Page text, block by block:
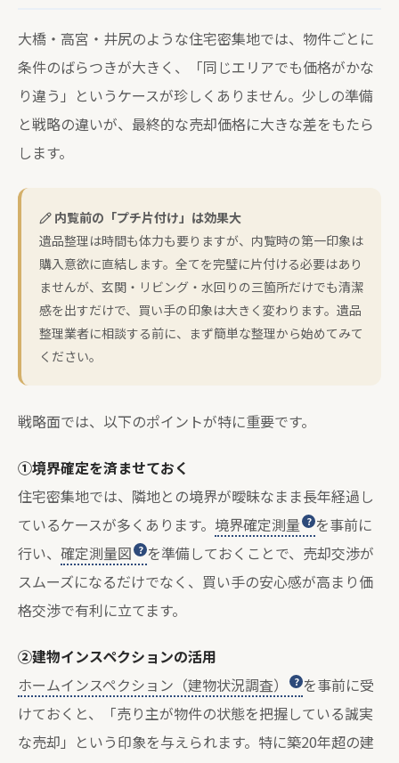
大橋・高宮・井尻のような住宅密集地では、物件ごとに
条件のばらつきが大きく、「同じエリアでも価格がかな
り違う」というケースが珍しくありません。少しの準備
と戦略の違いが、最終的な売却価格に大きな差をもたら
します。
内覧前の「プチ片付け」は効果大
遺品整理は時間も体力も要りますが、内覧時の第一印象は
購入意欲に直結します。全てを完璧に片付ける必要はあり
ませんが、玄関・リビング・水回りの三箇所だけでも清潔
感を出すだけで、買い手の印象は大きく変わります。遺品
整理業者に相談する前に、まず簡単な整理から始めてみて
ください。
戦略面では、以下のポイントが特に重要です。
①境界確定を済ませておく
住宅密集地では、隣地との境界が曖昧なまま長年経過し
ているケースが多くあります。 境界確定測量
を事前に
行い、 確定測量図
を準備しておくことで、売却交渉が
スムーズになるだけでなく、買い手の安心感が高まり価
格交渉で有利に立てます。
②建物インスペクションの活用
ホームインスペクション（建物状況調査）
を事前に受
けておくと、「売り主が物件の状態を把握している誠実
な売却」という印象を与えられます。特に築20年超の建